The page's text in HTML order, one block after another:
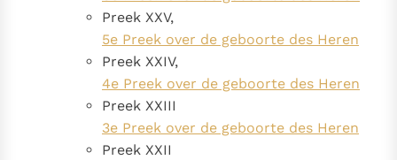
Preek XXV,
5e Preek over de geboorte des Heren
Preek XXIV,
4e Preek over de geboorte des Heren
Preek XXIII
3e Preek over de geboorte des Heren
Preek XXII